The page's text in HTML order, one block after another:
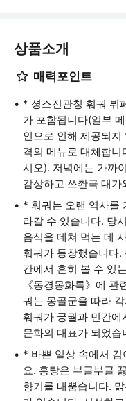
상품소개
매력포인트
* 셩스진관청 훠궈 뷔
가 포함됩니다(일부
인으로 인해 제공되
격의 메뉴로 대체합
시오). 저녁에는 가까
감상하고 쓰촨극 대
* 훠궈는 오랜 역사를
라갈 수 있습니다. 당
음식을 데쳐 먹는 데
훠궈가 등장했습니다.
간에서 흔히 볼 수 있
《동경몽화록》에
궈는 몽골군을 따라
훠궈가 궁궐과 민간에
문화의 대표가 되었습
* 바쁜 일상 속에서
요. 홍탕은 부글부글
향기를 내뿜습니다.